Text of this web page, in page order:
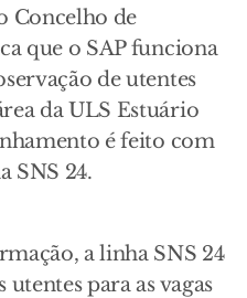
Concelho de
que o SAP funciona
de utentes
da ULS Estuário
é feito com
SNS 24.
a linha SNS 24
para as vagas